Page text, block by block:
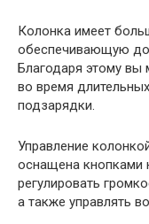
Колонка имеет
обеспечивающую до
Благодаря этому
во время
подзарядки.
Управление
оснащена кнопками
регулировать
а также управлять